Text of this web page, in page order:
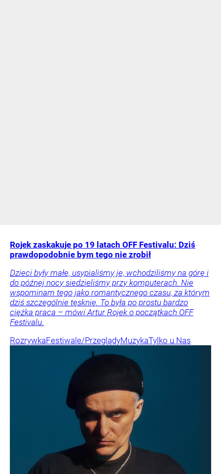
Rojek zaskakuje po 19 latach OFF Festivalu: Dziś
prawdopodobnie bym tego nie zrobił
Dzieci były małe, usypialiśmy je, wchodziliśmy na górę i
do późnej nocy siedzieliśmy przy komputerach. Nie
wspominam tego jako romantycznego czasu, za którym
dziś szczególnie tęsknię. To była po prostu bardzo
ciężka praca – mówi Artur Rojek o początkach OFF
Festivalu.
RozrywkaFestiwale/PrzeglądyMuzykaTylko u Nas